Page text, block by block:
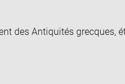
des Antiquités grecques,